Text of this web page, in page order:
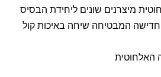
מיצרנים שונים ליחידת הבסיס
חדישה המבטיחה שיחה באיכות קול
האלחוטית